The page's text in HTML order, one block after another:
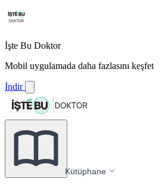
İşte Bu Doktor
Mobil uygulamada daha fazlasını keşfet
İndir
Kütüphane